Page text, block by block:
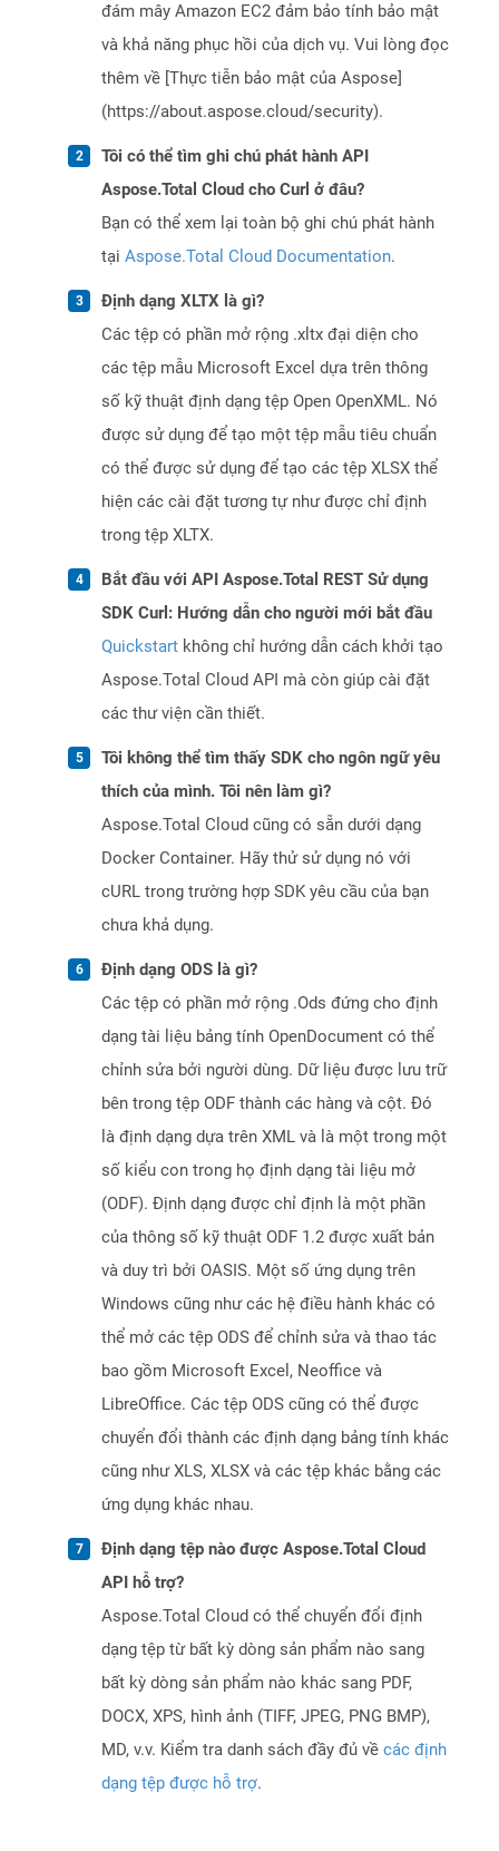
đám mây Amazon EC2 đảm bảo tính bảo mật
và khả năng phục hồi của dịch vụ. Vui lòng đọc
thêm về [Thực tiễn bảo mật của Aspose]
(https://about.aspose.cloud/security).
Tôi có thể tìm ghi chú phát hành API
Aspose.Total Cloud cho Curl ở đâu?
Bạn có thể xem lại toàn bộ ghi chú phát hành
tại Aspose.Total Cloud Documentation.
Định dạng XLTX là gì?
Các tệp có phần mở rộng .xltx đại diện cho
các tệp mẫu Microsoft Excel dựa trên thông
số kỹ thuật định dạng tệp Open OpenXML. Nó
được sử dụng để tạo một tệp mẫu tiêu chuẩn
có thể được sử dụng để tạo các tệp XLSX thể
hiện các cài đặt tương tự như được chỉ định
trong tệp XLTX.
Bắt đầu với API Aspose.Total REST Sử dụng
SDK Curl: Hướng dẫn cho người mới bắt đầu
Quickstart không chỉ hướng dẫn cách khởi tạo
Aspose.Total Cloud API mà còn giúp cài đặt
các thư viện cần thiết.
Tôi không thể tìm thấy SDK cho ngôn ngữ yêu
thích của mình. Tôi nên làm gì?
Aspose.Total Cloud cũng có sẵn dưới dạng
Docker Container. Hãy thử sử dụng nó với
cURL trong trường hợp SDK yêu cầu của bạn
chưa khả dụng.
Định dạng ODS là gì?
Các tệp có phần mở rộng .Ods đứng cho định
dạng tài liệu bảng tính OpenDocument có thể
chỉnh sửa bởi người dùng. Dữ liệu được lưu trữ
bên trong tệp ODF thành các hàng và cột. Đó
là định dạng dựa trên XML và là một trong một
số kiểu con trong họ định dạng tài liệu mở
(ODF). Định dạng được chỉ định là một phần
của thông số kỹ thuật ODF 1.2 được xuất bản
và duy trì bởi OASIS. Một số ứng dụng trên
Windows cũng như các hệ điều hành khác có
thể mở các tệp ODS để chỉnh sửa và thao tác
bao gồm Microsoft Excel, Neoffice và
LibreOffice. Các tệp ODS cũng có thể được
chuyển đổi thành các định dạng bảng tính khác
cũng như XLS, XLSX và các tệp khác bằng các
ứng dụng khác nhau.
Định dạng tệp nào được Aspose.Total Cloud
API hỗ trợ?
Aspose.Total Cloud có thể chuyển đổi định
dạng tệp từ bất kỳ dòng sản phẩm nào sang
bất kỳ dòng sản phẩm nào khác sang PDF,
DOCX, XPS, hình ảnh (TIFF, JPEG, PNG BMP),
MD, v.v. Kiểm tra danh sách đầy đủ về các định
dạng tệp được hỗ trợ.